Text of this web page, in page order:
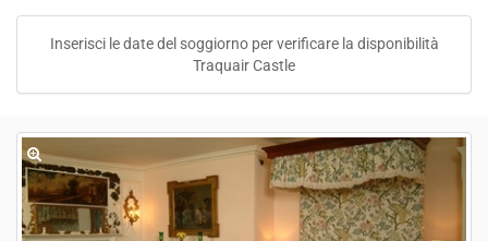
Inserisci le date del soggiorno per verificare la disponibilità
Traquair Castle